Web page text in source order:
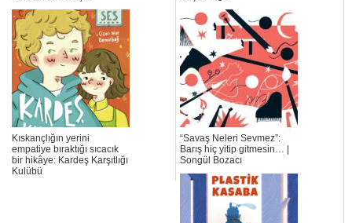
Kıskançlığın yerini
empatiye bıraktığı sıcacık
bir hikâye: Kardeş Karşıtlığı
Kulübü
“Savaş Neleri Sevmez”:
Barış hiç yitip gitmesin… |
Songül Bozacı